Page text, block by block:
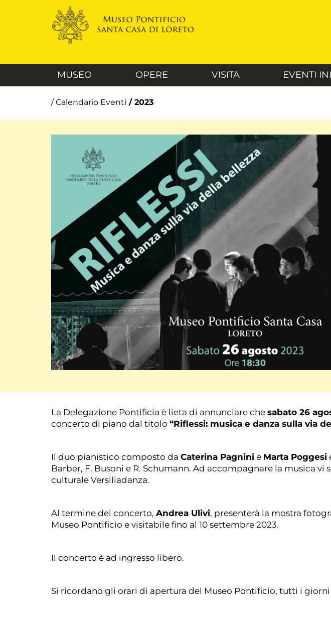
MUSEO OPERE VISITA EVENTI
/ Calendario Eventi / 2023
La Delegazione Pontificia è lieta di annunciare chesabato 26
concerto di piano dal titolo “Riflessi: musica e danza sulla via
Il duo pianistico composto da Caterina Pagninie Marta Poggesi
Barber, F. Busoni e R. Schumann. Ad accompagnare la musica vi
culturale Versiliadanza.
Al termine del concerto, Andrea Ulivi, presenterà la mostra
Museo Pontificio e visitabile fino al 10 settembre 2023.
Il concerto è ad ingresso libero.
Si ricordano gli orari di apertura del Museo Pontificio, tutti i giorni